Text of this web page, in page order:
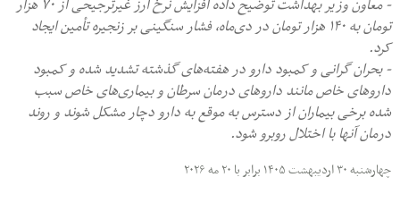
- معاون وزیر بهداشت توضیح داده افزایش نرخ ارز غیرترجیحی از ۷۰ هزار
تومان به ۱۴۰ هزار تومان در دی‌ماه، فشار سنگینی بر زنجیره تأمین ایجاد
کرد.
- بحران گرانی و کمبود دارو در هفته‌های گذشته تشدید شده و کمبود
داروهای خاص مانند داروهای درمان سرطان و بیماری‌های خاص سبب
شده برخی بیماران از دسترس به موقع به دارو دچار مشکل شوند و روند
درمان آنها با اختلال روبرو شود.
چهارشنبه ۳۰ اردیبهشت ۱۴۰۵ برابر با ۲۰ مه ۲۰۲۶